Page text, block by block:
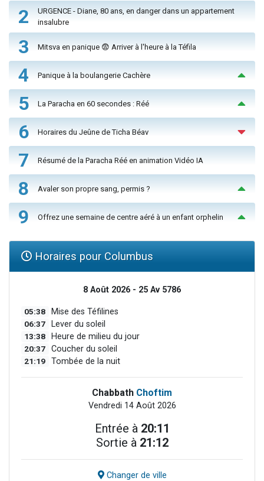
2
URGENCE - Diane, 80 ans, en danger dans un appartement
insalubre
3 Mitsva en panique 😨 Arriver à l'heure à la Téfila
4 Panique à la boulangerie Cachère
5 La Paracha en 60 secondes : Réé
6 Horaires du Jeûne de Ticha Béav
7 Résumé de la Paracha Réé en animation Vidéo IA
8 Avaler son propre sang, permis ?
9 Offrez une semaine de centre aéré à un enfant orphelin
Horaires pour Columbus
8 Août 2026 - 25 Av 5786
05:38 Mise des Téfilines
06:37 Lever du soleil
13:38 Heure de milieu du jour
20:37 Coucher du soleil
21:19 Tombée de la nuit
Chabbath Choftim
Vendredi 14 Août 2026
Entrée à 20:11
Sortie à 21:12
Changer de ville